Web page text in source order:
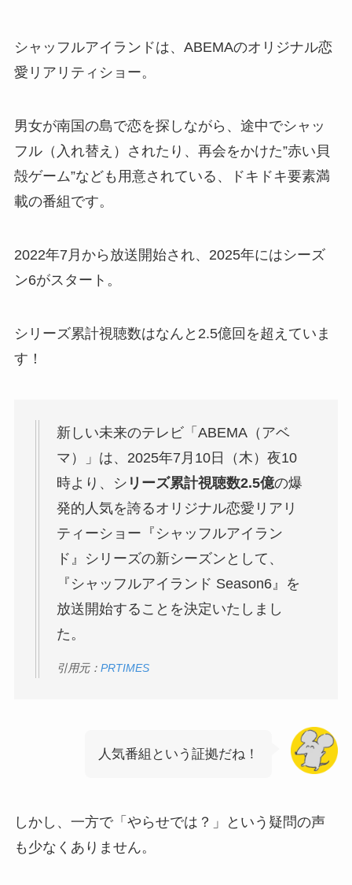
シャッフルアイランドは、ABEMAのオリジナル恋
愛リアリティショー。
男女が南国の島で恋を探しながら、途中でシャッ
フル（入れ替え）されたり、再会をかけた”赤い貝
殻ゲーム”なども用意されている、ドキドキ要素満
載の番組です。
2022年7月から放送開始され、2025年にはシーズ
ン6がスタート。
シリーズ累計視聴数はなんと2.5億回を超えていま
す！
新しい未来のテレビ「ABEMA（アベ
マ）」は、2025年7月10日（木）夜10
時より、シ リーズ累計視聴数2.5億の爆
発的人気を誇るオリジナル恋愛リアリ
ティーショー『シャッフルアイラン
ド』シリーズの新シーズンとして、
『シャッフルアイランド Season6』を
放送開始することを決定いたしまし
た。
引用元： PRTIMES
人気番組という証拠だね！
しかし、一方で「やらせでは？」という疑問の声
も少なくありません。